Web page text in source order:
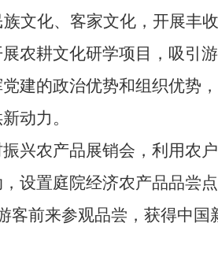
文化、客家文化，开展丰
农耕文化研学项目，吸引
建的政治优势和组织优势
动力。
兴农产品展销会，利用农
设置庭院经济农产品品尝
客前来参观品尝，获得中